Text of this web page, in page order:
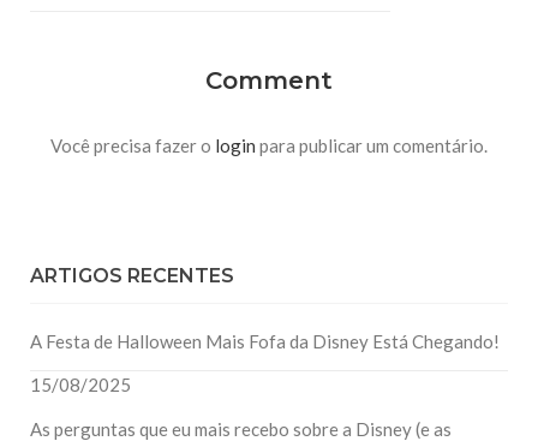
Comment
Você precisa fazer o login para publicar um comentário.
ARTIGOS RECENTES
A Festa de Halloween Mais Fofa da Disney Está Chegando!
15/08/2025
As perguntas que eu mais recebo sobre a Disney (e as